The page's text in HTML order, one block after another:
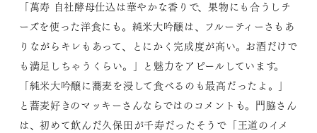
「萬寿 自社酵母仕込は華やかな香りで、果物にも合うしチ
ーズを使った洋食にも。純米大吟醸は、フルーティーさもあ
りながらキレもあって、とにかく完成度が高い。お酒だけで
も満足しちゃうくらい。」と魅力をアピールしています。
「純米大吟醸に蕎麦を浸して食べるのも最高だったよ。」
と蕎麦好きのマッキーさんならではのコメントも。門脇さん
は、初めて飲んだ久保田が千寿だったそうで「王道のイメ